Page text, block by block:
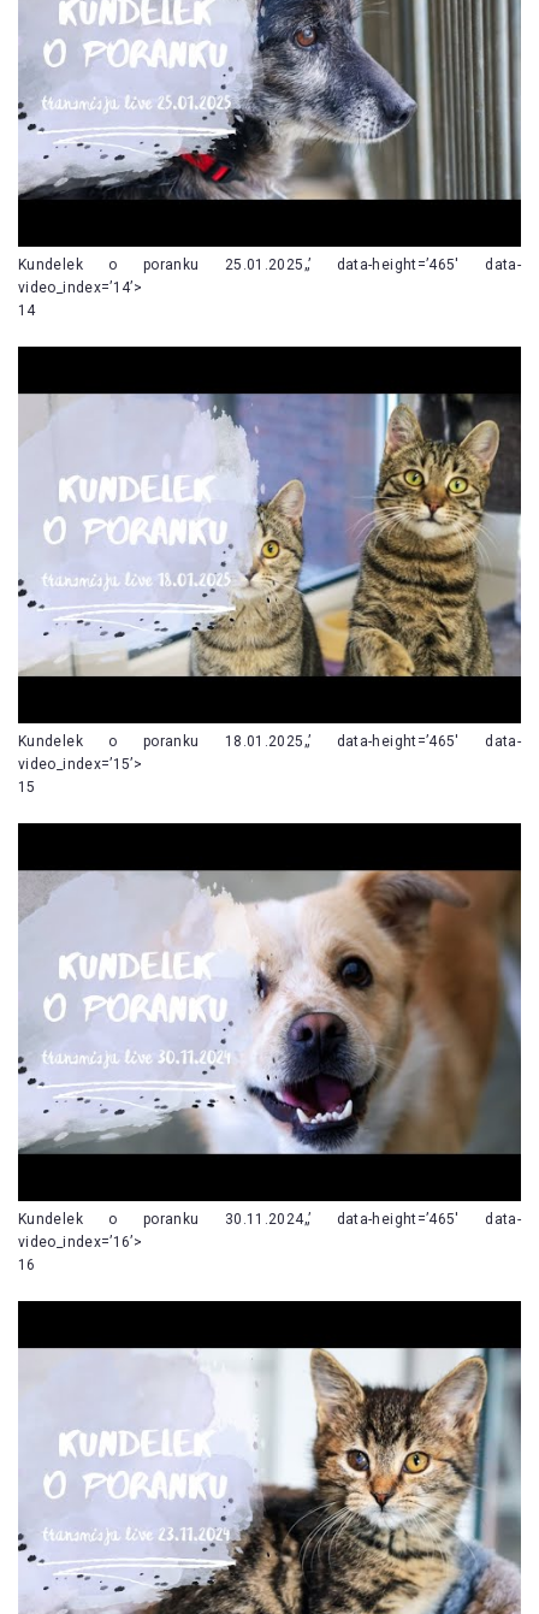
Kundelek o poranku 25.01.2025„’ data-height=’465′ data-
video_index=’14’>
14
Kundelek o poranku 18.01.2025„’ data-height=’465′ data-
video_index=’15’>
15
Kundelek o poranku 30.11.2024„’ data-height=’465′ data-
video_index=’16’>
16